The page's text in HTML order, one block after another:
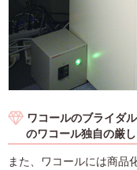
ワコールのブライダ
のワコール独自の厳
また、ワコールには商品